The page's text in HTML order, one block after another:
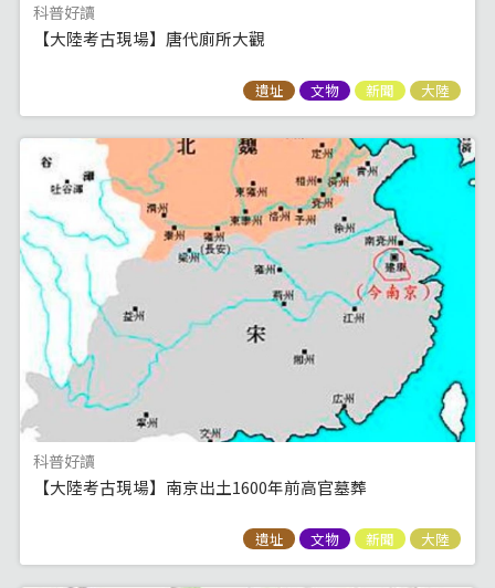
科普好讀
【大陸考古現場】唐代廁所大觀
遺址 文物 新聞 大陸
科普好讀
【大陸考古現場】南京出土1600年前高官墓葬
遺址 文物 新聞 大陸